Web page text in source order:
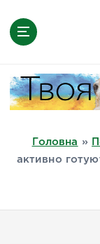
Головна »
активно